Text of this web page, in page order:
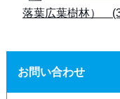
落葉広葉樹林）
お問い合わせ